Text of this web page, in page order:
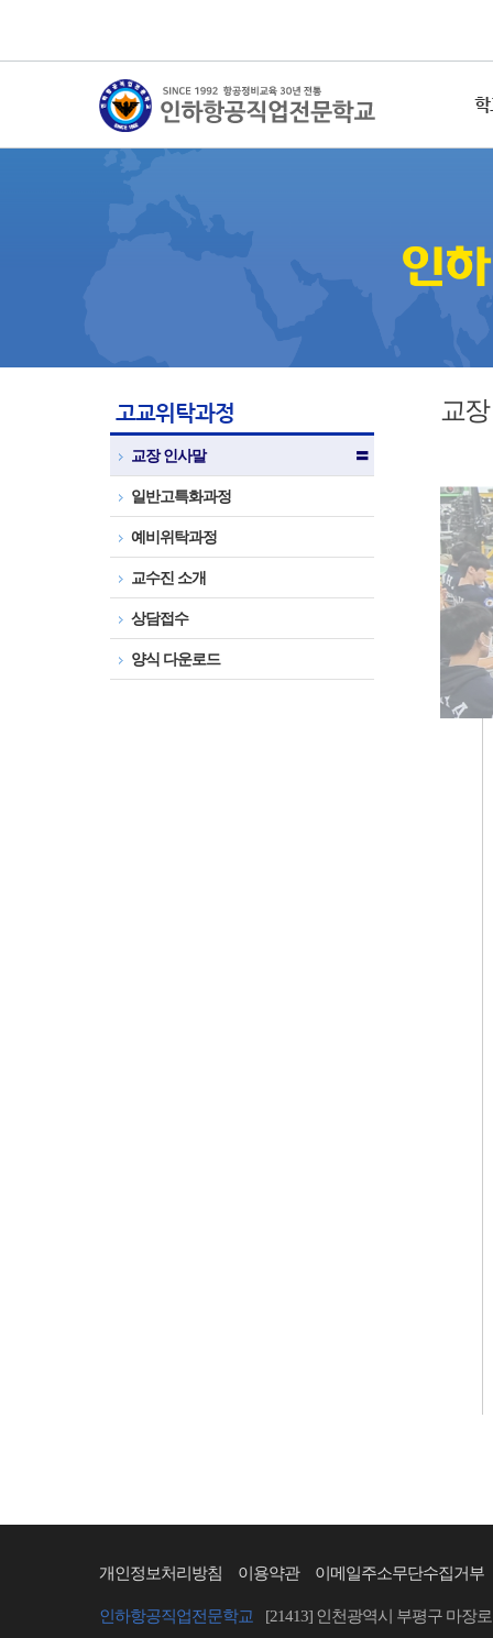
학
고교위탁과정
교장 인사말 〓
일반고특화과정
예비위탁과정
교수진 소개
상담접수
양식 다운로드
교
개인정보처리방침 이용약관 이메일주소무단수집거부
인하항공직업전문학교 [21413] 인천광역시 부평구 마장